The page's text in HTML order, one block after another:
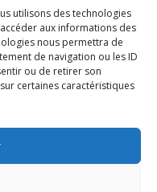
utilisons des technologies
aux informations des
nous permettra de
de navigation ou les ID
ou de retirer son
certaines caractéristiques